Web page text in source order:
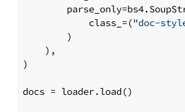
            class_=(
"doc-
        )
    ),
)
docs = loader.load()